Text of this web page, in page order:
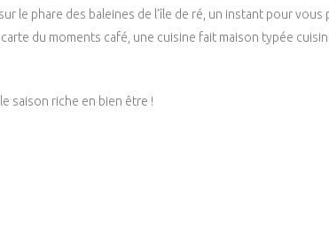
le phare des baleines de l’île de ré, un instant pour
du moments café, une cuisine fait maison typée
saison riche en bien être !